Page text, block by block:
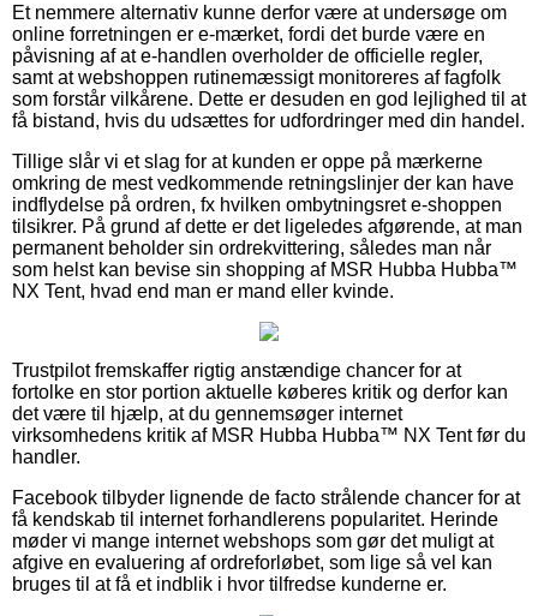
Et nemmere alternativ kunne derfor være at undersøge om
online forretningen er e-mærket, fordi det burde være en
påvisning af at e-handlen overholder de officielle regler,
samt at webshoppen rutinemæssigt monitoreres af fagfolk
som forstår vilkårene. Dette er desuden en god lejlighed til at
få bistand, hvis du udsættes for udfordringer med din handel.
Tillige slår vi et slag for at kunden er oppe på mærkerne
omkring de mest vedkommende retningslinjer der kan have
indflydelse på ordren, fx hvilken ombytningsret e-shoppen
tilsikrer. På grund af dette er det ligeledes afgørende, at man
permanent beholder sin ordrekvittering, således man når
som helst kan bevise sin shopping af MSR Hubba Hubba™
NX Tent, hvad end man er mand eller kvinde.
Trustpilot fremskaffer rigtig anstændige chancer for at
fortolke en stor portion aktuelle køberes kritik og derfor kan
det være til hjælp, at du gennemsøger internet
virksomhedens kritik af MSR Hubba Hubba™ NX Tent før du
handler.
Facebook tilbyder lignende de facto strålende chancer for at
få kendskab til internet forhandlerens popularitet. Herinde
møder vi mange internet webshops som gør det muligt at
afgive en evaluering af ordreforløbet, som lige så vel kan
bruges til at få et indblik i hvor tilfredse kunderne er.